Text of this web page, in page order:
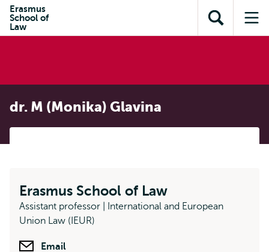
inhoud
Direct naar
subnavigatie
Erasmus
School of
Law
Toon
zoekveld
dr. M (Monika) Glavina
Erasmus School of Law
Assistant professor | International and European
Union Law (IEUR)
Email